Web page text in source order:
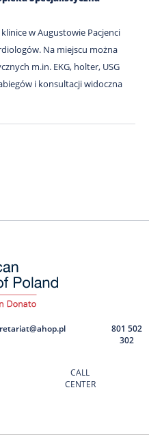
w Augustowie Pacjenci
Na miejscu można
m.in. EKG, holter, USG
i konsultacji widoczna
CALL
CENTER
801 502
302